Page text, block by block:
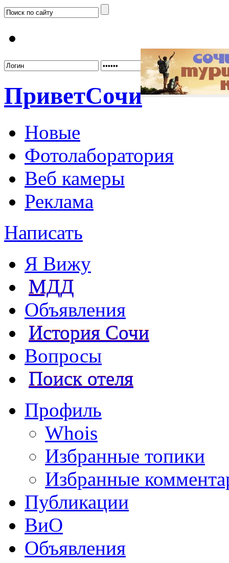
ПриветСочи
Новые
Фотолаборатория
Веб камеры
Реклама
Написать
Я Вижу
МДД
Объявления
История Сочи
Вопросы
Поиск отеля
Профиль
Whois
Избранные топики
Избранные
Публикации
ВиО
Объявления